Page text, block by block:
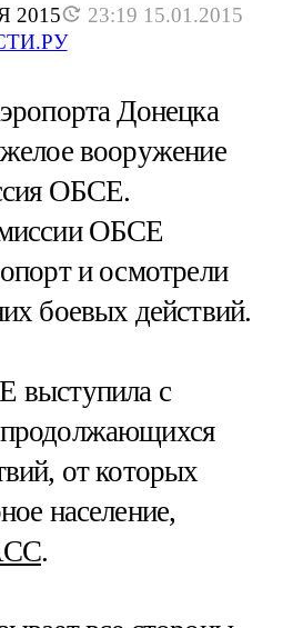
2015
23:19 15.01.2015
Донецка
вооружение
ОБСЕ.
ОБСЕ
и осмотрели
боевых действий.
выступила с
от которых
население,
.